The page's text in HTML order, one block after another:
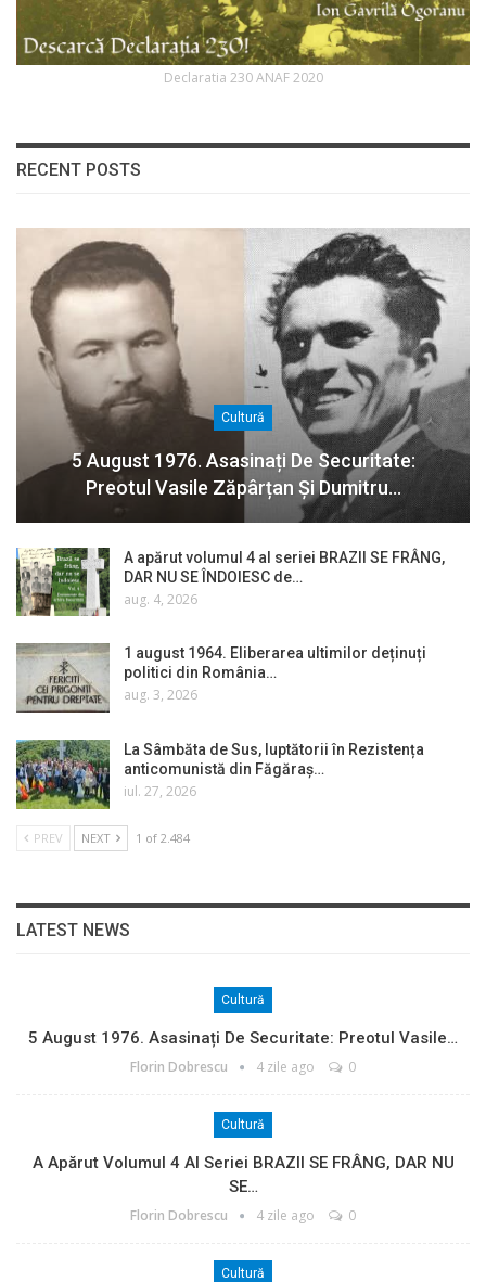
Declaratia 230 ANAF 2020
RECENT POSTS
Cultură
5 August 1976. Asasinați De Securitate:
Preotul Vasile Zăpârțan Și Dumitru…
A apărut volumul 4 al seriei BRAZII SE FRÂNG,
DAR NU SE ÎNDOIESC de…
aug. 4, 2026
1 august 1964. Eliberarea ultimilor deținuți
politici din România…
aug. 3, 2026
La Sâmbăta de Sus, luptătorii în Rezistența
anticomunistă din Făgăraș…
iul. 27, 2026
PREV NEXT 1 of 2.484
LATEST NEWS
Cultură
5 August 1976. Asasinați De Securitate: Preotul Vasile…
Florin Dobrescu 4 zile ago 0
Cultură
A Apărut Volumul 4 Al Seriei BRAZII SE FRÂNG, DAR NU
SE…
Florin Dobrescu 4 zile ago 0
Cultură